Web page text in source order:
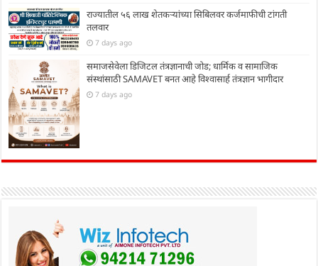
राज्यातील ५६ लाख शेतकऱ्यांच्या सिबिलवर कर्जमाफीची टांगती
तलवार
7 days ago
समाजसेवेला डिजिटल तंत्रज्ञानाची जोड; धार्मिक व सामाजिक
संस्थांसाठी SAMAVET बनत आहे विश्वासार्ह तंत्रज्ञान भागीदार
7 days ago